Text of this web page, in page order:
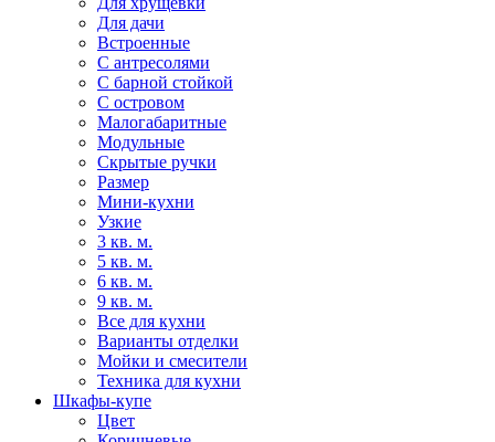
Для дачи
Встроенные
С антресолями
С барной стойкой
С островом
Малогабаритные
Модульные
Скрытые ручки
Размер
Мини-кухни
Узкие
3 кв. м.
5 кв. м.
6 кв. м.
9 кв. м.
Все для кухни
Варианты отделки
Мойки и смесители
Техника для кухни
Шкафы-купе
Цвет